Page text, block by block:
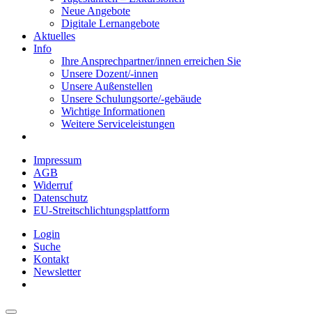
Neue Angebote
Digitale Lernangebote
Aktuelles
Info
Ihre Ansprechpartner/innen erreichen Sie
Unsere Dozent/-innen
Unsere Außenstellen
Unsere Schulungsorte/-gebäude
Wichtige Informationen
Weitere Serviceleistungen
Impressum
AGB
Widerruf
Datenschutz
EU-Streitschlichtungsplattform
Login
Suche
Kontakt
Newsletter